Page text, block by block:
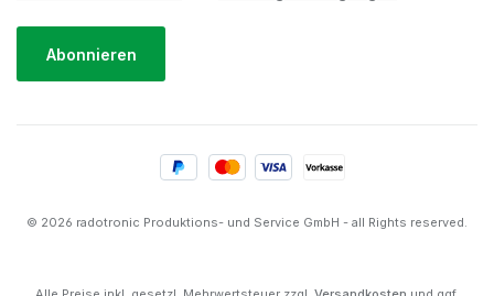
Abonnieren
© 2026 radotronic Produktions- und Service GmbH - all Rights reserved.